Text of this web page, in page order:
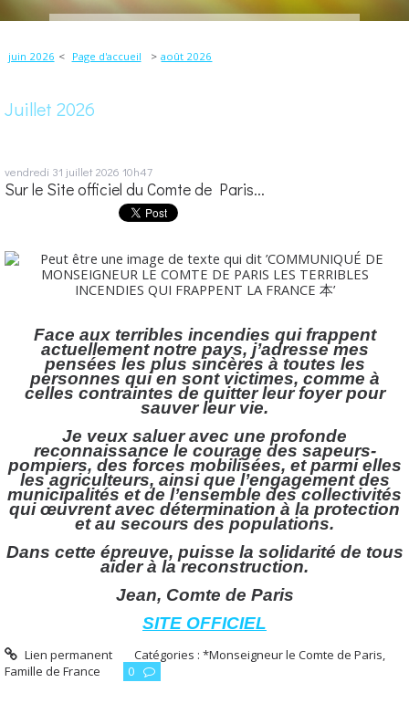
juin 2026 Page d'accueil août 2026
Juillet 2026
vendredi 31 juillet 2026 10h47
Sur le Site officiel du Comte de Paris...
Face aux terribles incendies qui frappent
actuellement notre pays, j’adresse mes
pensées les plus sincères à toutes les
personnes qui en sont victimes, comme à
celles contraintes de quitter leur foyer pour
sauver leur vie.
Je veux saluer avec une profonde
reconnaissance le courage des sapeurs-
pompiers, des forces mobilisées, et parmi elles
les agriculteurs, ainsi que l’engagement des
municipalités et de l’ensemble des collectivités
qui œuvrent avec détermination à la protection
et au secours des populations.
Dans cette épreuve, puisse la solidarité de tous
aider à la reconstruction.
Jean, Comte de Paris
SITE OFFICIEL
Lien permanent Catégories :*Monseigneur le Comte de Paris,
Famille de France
0